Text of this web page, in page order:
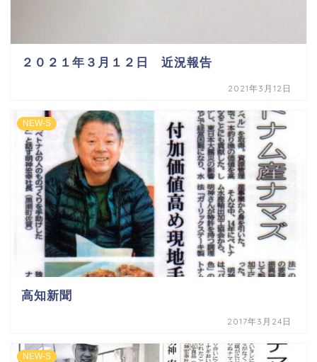
２０２１年３月１２日 近況報告
2021年3月12日
NEW-S
高知新聞
2017年3月24日
NEW-S